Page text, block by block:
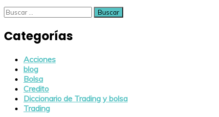
Buscar:
Categorías
Acciones
blog
Bolsa
Credito
Diccionario de Trading y bolsa
Trading